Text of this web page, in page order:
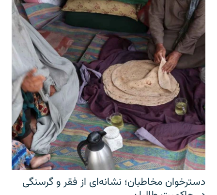
دسترخوان مخاطبان؛ نشانه‌ای از فقر و گرسنگی